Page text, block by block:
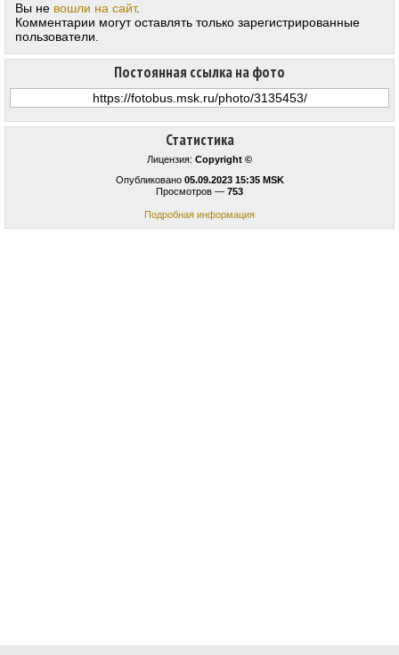
Статистика
Лицензия: Copyright ©
Опубликовано 05.09.2023 15:35 MSK
Просмотров — 753
Подробная информация
Постоянная ссылка на фото
Вы не вошли на сайт.
Комментарии могут оставлять только зарегистрированные
пользователи.